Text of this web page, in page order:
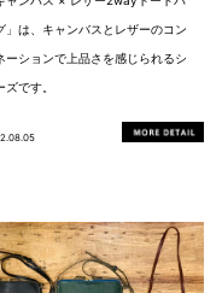
」は、キャンバスとレザーのコン
ーションで上品さを感じられるシ
ズです。